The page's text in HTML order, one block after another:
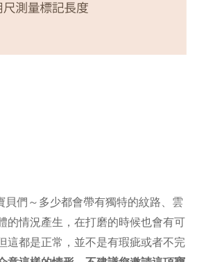
貝們～多少都會帶有獨特的紋路、雲
的情況產生，在打磨的時候也會有可
這都是正常，並不是有瑕疵或者不完